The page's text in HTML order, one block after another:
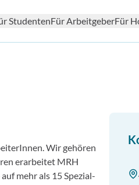
StudentenFür ArbeitgeberFür
Wir ge­hören
erarbeitet MRH
mehr als 15 Spezial­